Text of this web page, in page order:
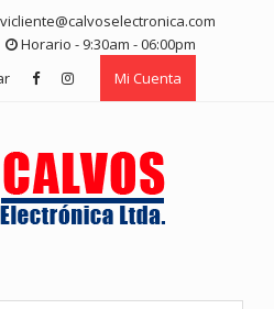
Horario - 9:30am - 06:00pm
Mi Cuenta